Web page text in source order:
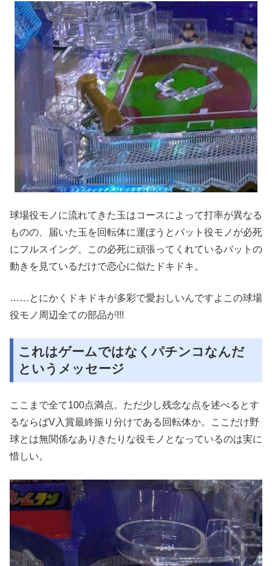
球場役モノに流れてきた玉はコースによって打率が異なる
ものの、届いた玉を回転体に運ぼうとバット役モノが必死
にフルスイング。この必死に頑張ってくれているバットの
動きを見ているだけで恋心に似たドキドキ。
……とにかくドキドキが多彩で愛おしいんですよこの球場
役モノ周辺全ての部品が!!!
これはゲームではなくパチンコなんだ
というメッセージ
ここまで全て100点満点。ただ少し残念な点を述べるとす
るならばV入賞最終振り分けである回転体か。ここだけ野
球とは無関係なありきたりな役モノとなっているのは実に
惜しい。